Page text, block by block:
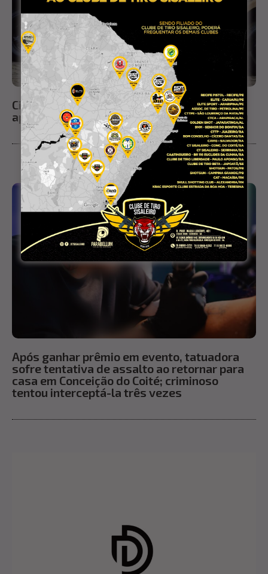
Cinco pessoas são conduzidas à delegacia
após ação da PM por uso de drogas em Ichu
Após ganhar prêmio em evento, tatuadora
sofre tentativa de assalto ao retornar para
casa em Conceição do Coité; criminoso
tentou interceptá-la três vezes